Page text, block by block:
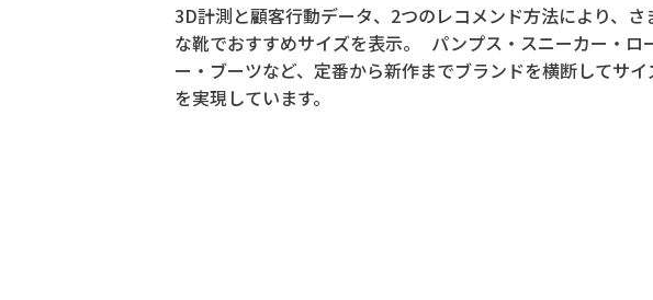
3D計測と顧客行動データ、2つのレコメンド方法により、さ
な靴でおすすめサイズを表示。 パンプス・スニーカー・ロ
ー・ブーツなど、定番から新作までブランドを横断してサ
を実現しています。